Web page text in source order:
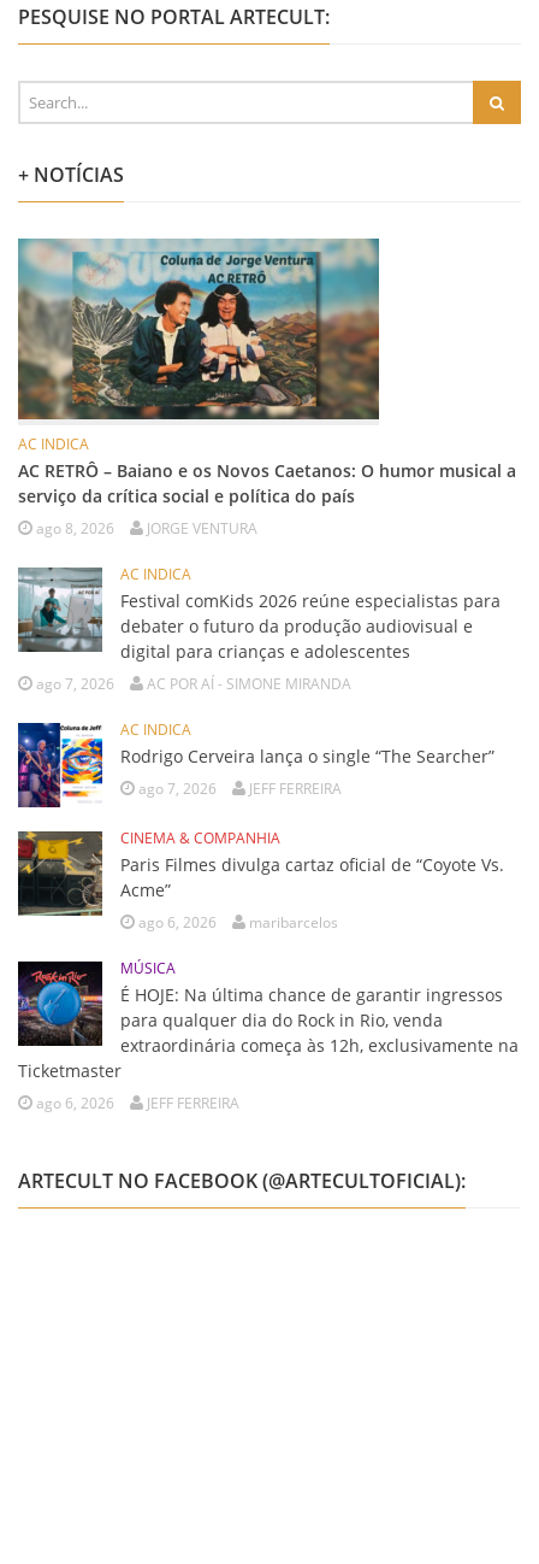
PESQUISE NO PORTAL ARTECULT:
+ NOTÍCIAS
AC INDICA
AC RETRÔ – Baiano e os Novos Caetanos: O humor musical a
serviço da crítica social e política do país
ago 8, 2026 JORGE VENTURA
AC INDICA
Festival comKids 2026 reúne especialistas para
debater o futuro da produção audiovisual e
digital para crianças e adolescentes
ago 7, 2026 AC POR AÍ - SIMONE MIRANDA
AC INDICA
Rodrigo Cerveira lança o single “The Searcher”
ago 7, 2026 JEFF FERREIRA
CINEMA & COMPANHIA
Paris Filmes divulga cartaz oficial de “Coyote Vs.
Acme”
ago 6, 2026 maribarcelos
MÚSICA
É HOJE: Na última chance de garantir ingressos
para qualquer dia do Rock in Rio, venda
extraordinária começa às 12h, exclusivamente na
Ticketmaster
ago 6, 2026 JEFF FERREIRA
ARTECULT NO FACEBOOK (@ARTECULTOFICIAL):